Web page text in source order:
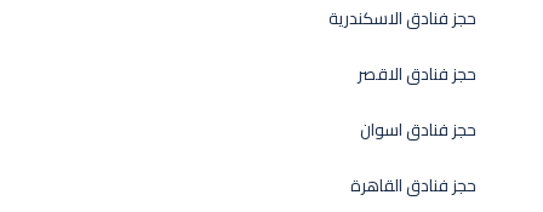
حجز فنادق الاسكندرية
حجز فنادق الاقصر
حجز فنادق اسوان
حجز فنادق القاهرة